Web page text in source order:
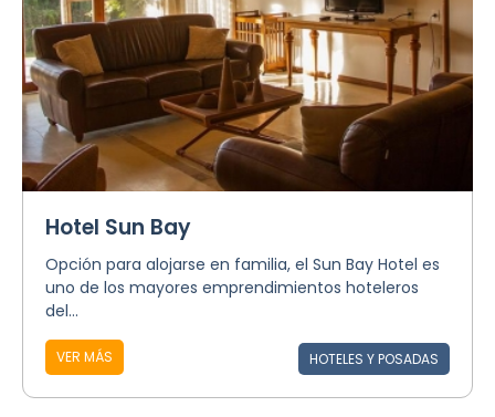
Hotel Sun Bay
Opción para alojarse en familia, el Sun Bay Hotel es
uno de los mayores emprendimientos hoteleros
del...
VER MÁS HOTELES Y POSADAS